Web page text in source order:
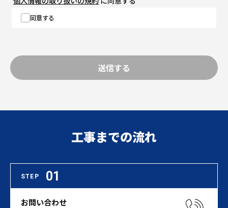
同意する
工事までの流れ
STEP 01
お問い合わせ